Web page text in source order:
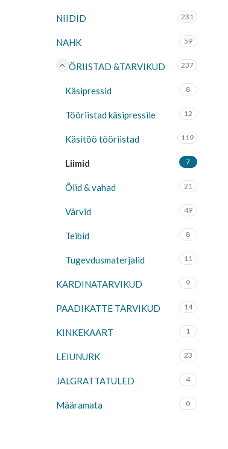
NIIDID 231
NAHK 59
TÖÖRIISTAD &TARVIKUD 237
Käsipressid 8
Tööriistad käsipressile 12
Käsitöö tööriistad 119
Liimid 7
Õlid & vahad 21
Värvid 49
Teibid 8
Tugevdusmaterjalid 11
KARDINATARVIKUD 9
PAADIKATTE TARVIKUD 14
KINKEKAART 1
LEIUNURK 23
JALGRATTATULED 4
Määramata 0